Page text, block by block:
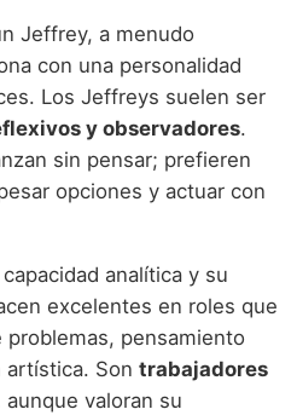
Jeffrey, a menudo
con una personalidad
Los Jeffreys suelen ser
y observadores.
sin pensar; prefieren
opciones y actuar con
analítica y su
excelentes en roles que
pensamiento
Son trabajadores
aunque valoran su